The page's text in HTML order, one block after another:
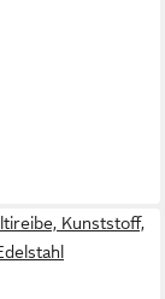
Kunststoff,